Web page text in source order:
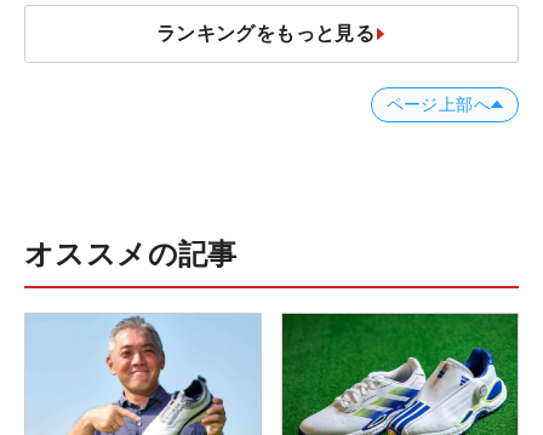
ランキングをもっと見る
ページ上部へ
オススメの記事